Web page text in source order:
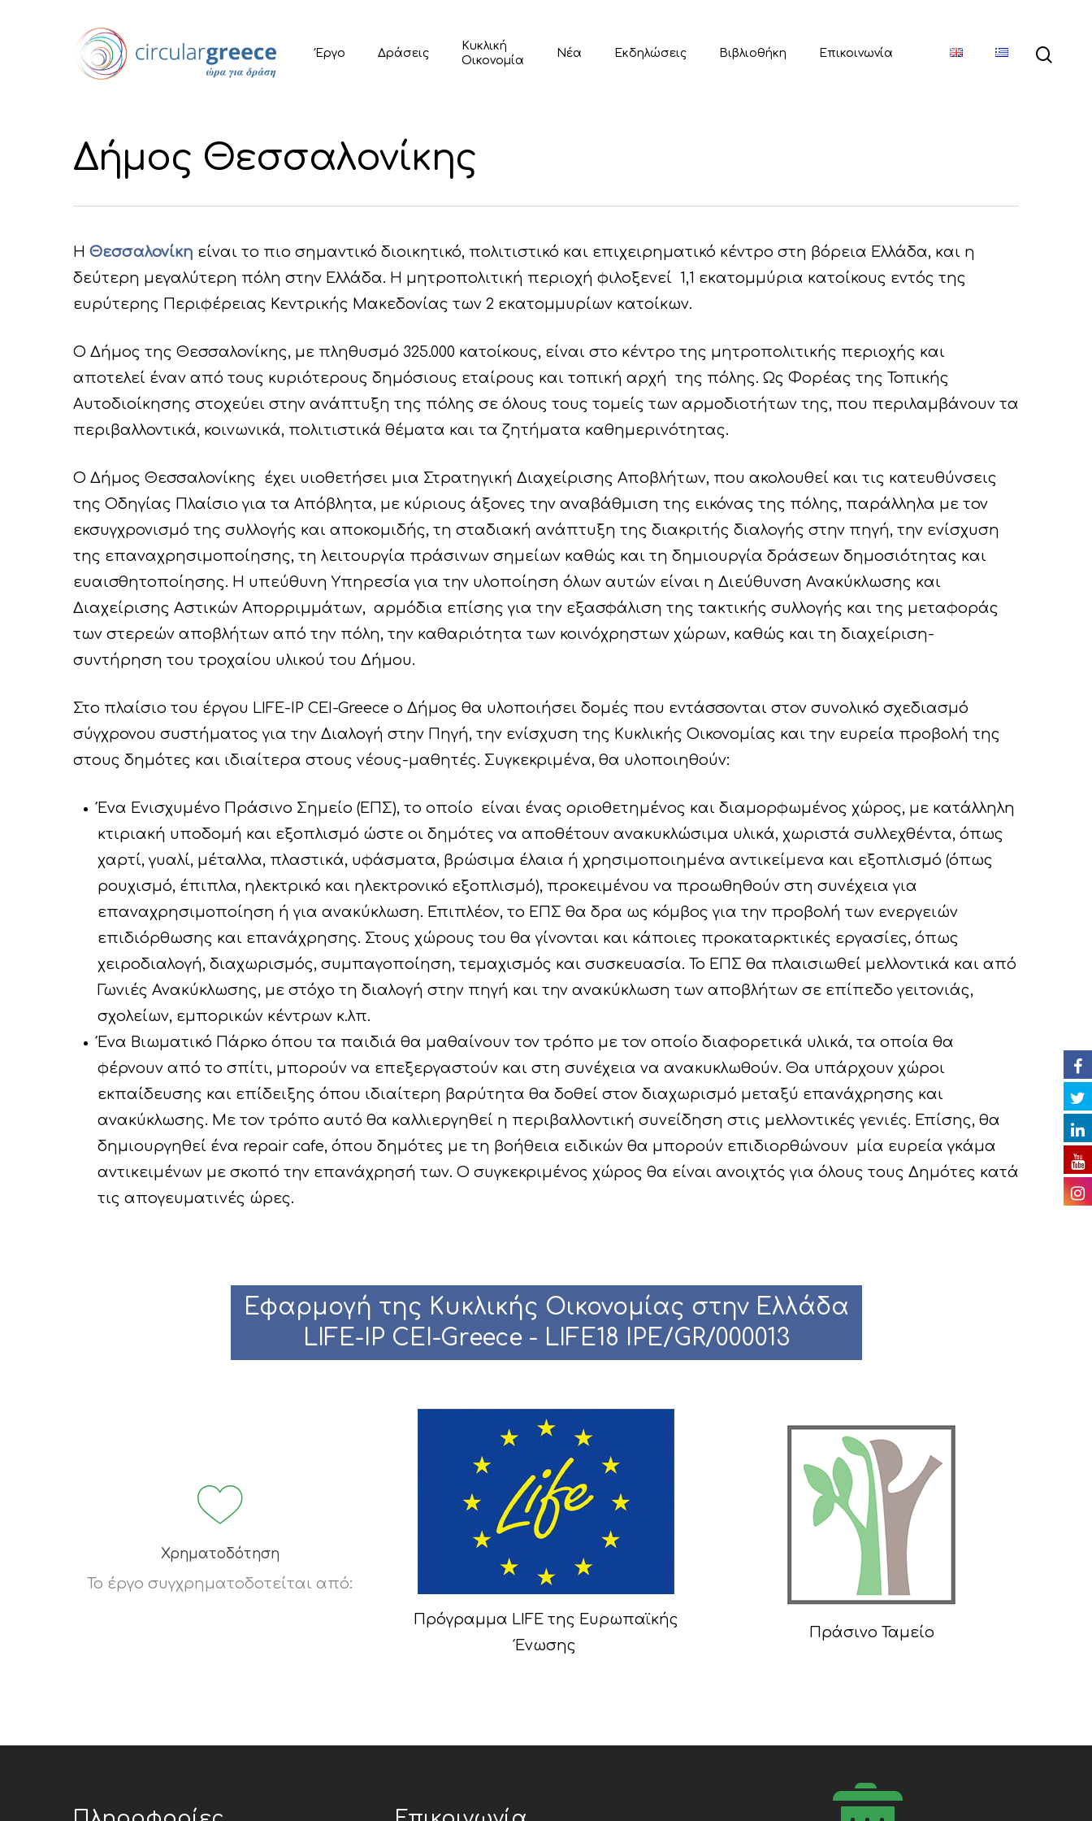
Hit enter to search or ESC to close
Έργο Δράσεις
Κυκλική
Οικονομία
Νέα Εκδηλώσεις Βιβλιοθήκη Επικοινωνία
Δήμος Θεσσαλονίκης
Η Θεσσαλονίκη είναι το πιο σημαντικό διοικητικό, πολιτιστικό και επιχειρηματικό κέντρο στη βόρεια Ελλάδα, και η
δεύτερη μεγαλύτερη πόλη στην Ελλάδα. Η μητροπολιτική περιοχή φιλοξενεί 1,1 εκατομμύρια κατοίκους εντός της
ευρύτερης Περιφέρειας Κεντρικής Μακεδονίας των 2 εκατομμυρίων κατοίκων.
Ο Δήμος της Θεσσαλονίκης, με πληθυσμό 325.000 κατοίκους, είναι στο κέντρο της μητροπολιτικής περιοχής και
αποτελεί έναν από τους κυριότερους δημόσιους εταίρους και τοπική αρχή της πόλης. Ως Φορέας της Τοπικής
Αυτοδιοίκησης στοχεύει στην ανάπτυξη της πόλης σε όλους τους τομείς των αρμοδιοτήτων της, που περιλαμβάνουν τα
περιβαλλοντικά, κοινωνικά, πολιτιστικά θέματα και τα ζητήματα καθημερινότητας.
Ο Δήμος Θεσσαλονίκης έχει υιοθετήσει μια Στρατηγική Διαχείρισης Αποβλήτων, που ακολουθεί και τις κατευθύνσεις
της Οδηγίας Πλαίσιο για τα Απόβλητα, με κύριους άξονες την αναβάθμιση της εικόνας της πόλης, παράλληλα με τον
εκσυγχρονισμό της συλλογής και αποκομιδής, τη σταδιακή ανάπτυξη της διακριτής διαλογής στην πηγή, την ενίσχυση
της επαναχρησιμοποίησης, τη λειτουργία πράσινων σημείων καθώς και τη δημιουργία δράσεων δημοσιότητας και
ευαισθητοποίησης. Η υπεύθυνη Υπηρεσία για την υλοποίηση όλων αυτών είναι η Διεύθυνση Ανακύκλωσης και
Διαχείρισης Αστικών Απορριμμάτων, αρμόδια επίσης για την εξασφάλιση της τακτικής συλλογής και της μεταφοράς
των στερεών αποβλήτων από την πόλη, την καθαριότητα των κοινόχρηστων χώρων, καθώς και τη διαχείριση-
συντήρηση του τροχαίου υλικού του Δήμου.
Στο πλαίσιο του έργου LIFE-IP CEI-Greece ο Δήμος θα υλοποιήσει δομές που εντάσσονται στον συνολικό σχεδιασμό
σύγχρονου συστήματος για την Διαλογή στην Πηγή, την ενίσχυση της Κυκλικής Οικονομίας και την ευρεία προβολή της
στους δημότες και ιδιαίτερα στους νέους-μαθητές. Συγκεκριμένα, θα υλοποιηθούν:
Ένα Ενισχυμένο Πράσινο Σημείο (ΕΠΣ), το οποίο είναι ένας οριοθετημένος και διαμορφωμένος χώρος, με κατάλληλη
κτιριακή υποδομή και εξοπλισμό ώστε οι δημότες να αποθέτουν ανακυκλώσιμα υλικά, χωριστά συλλεχθέντα, όπως
χαρτί, γυαλί, μέταλλα, πλαστικά, υφάσματα, βρώσιμα έλαια ή χρησιμοποιημένα αντικείμενα και εξοπλισμό (όπως
ρουχισμό, έπιπλα, ηλεκτρικό και ηλεκτρονικό εξοπλισμό), προκειμένου να προωθηθούν στη συνέχεια για
επαναχρησιμοποίηση ή για ανακύκλωση. Επιπλέον, το ΕΠΣ θα δρα ως κόμβος για την προβολή των ενεργειών
επιδιόρθωσης και επανάχρησης. Στους χώρους του θα γίνονται και κάποιες προκαταρκτικές εργασίες, όπως
χειροδιαλογή, διαχωρισμός, συμπαγοποίηση, τεμαχισμός και συσκευασία. Το ΕΠΣ θα πλαισιωθεί μελλοντικά και από
Γωνιές Ανακύκλωσης, με στόχο τη διαλογή στην πηγή και την ανακύκλωση των αποβλήτων σε επίπεδο γειτονιάς,
σχολείων, εμπορικών κέντρων κ.λπ.
Ένα Βιωματικό Πάρκο όπου τα παιδιά θα μαθαίνουν τον τρόπο με τον οποίο διαφορετικά υλικά, τα οποία θα
φέρνουν από το σπίτι, μπορούν να επεξεργαστούν και στη συνέχεια να ανακυκλωθούν. Θα υπάρχουν χώροι
εκπαίδευσης και επίδειξης όπου ιδιαίτερη βαρύτητα θα δοθεί στον διαχωρισμό μεταξύ επανάχρησης και
ανακύκλωσης. Με τον τρόπο αυτό θα καλλιεργηθεί η περιβαλλοντική συνείδηση στις μελλοντικές γενιές. Επίσης, θα
δημιουργηθεί ένα repair cafe, όπου δημότες με τη βοήθεια ειδικών θα μπορούν επιδιορθώνουν μία ευρεία γκάμα
αντικειμένων με σκοπό την επανάχρησή των. Ο συγκεκριμένος χώρος θα είναι ανοιχτός για όλους τους Δημότες κατά
τις απογευματινές ώρες.
Εφαρμογή της Κυκλικής Οικονομίας στην Ελλάδα
LIFE-IP CEI-Greece - LIFE18 IPE/GR/000013
Χρηματοδότηση
Το έργο συγχρηματοδοτείται από:
Πρόγραμμα LIFE της Ευρωπαϊκής
Ένωσης
Πράσινο Ταμείο